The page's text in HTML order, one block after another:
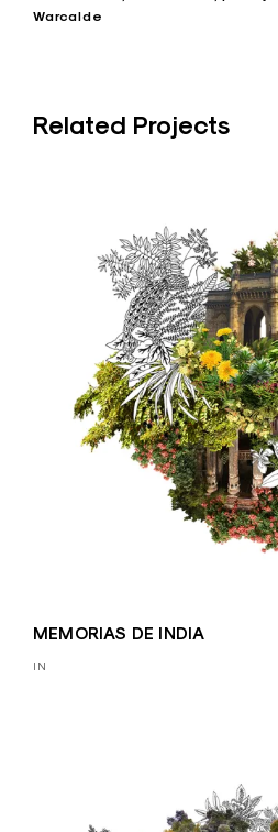
Warcalde
Related Projects
MEMORIAS DE INDIA
IN